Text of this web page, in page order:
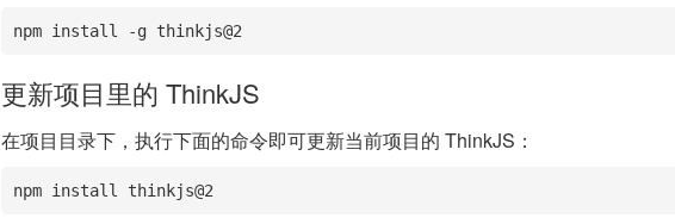
npm install -g thinkjs@2
更新项目里的 ThinkJS
在项目目录下，执行下面的命令即可更新当前项目的 ThinkJS：
npm install thinkjs@2